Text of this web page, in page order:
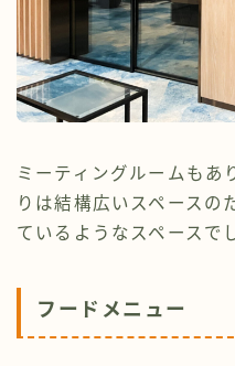
ミーティングルームもあ
りは結構広いスペースの
ているようなスペースで
フードメニュー